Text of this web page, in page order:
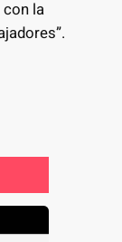
la